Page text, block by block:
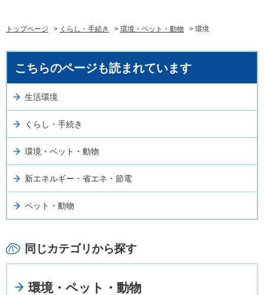
トップページ > くらし・手続き > 環境・ペット・動物 > 環境
こちらのページも読まれています
生活環境
くらし・手続き
環境・ペット・動物
新エネルギー・省エネ・節電
ペット・動物
同じカテゴリから探す
環境・ペット・動物